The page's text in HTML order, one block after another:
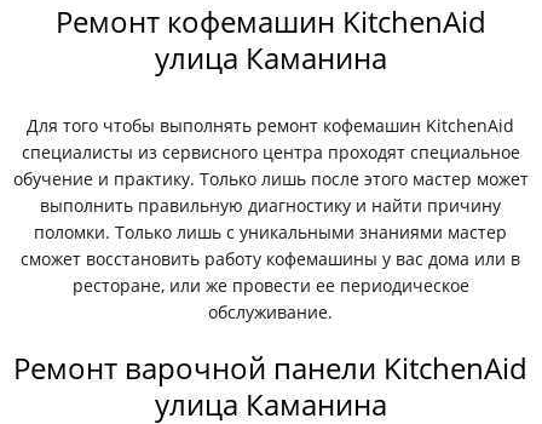
Ремонт кофемашин KitchenAid
улица Каманина
Для того чтобы выполнять ремонт кофемашин KitchenAid
специалисты из сервисного центра проходят специальное
обучение и практику. Только лишь после этого мастер может
выполнить правильную диагностику и найти причину
поломки. Только лишь с уникальными знаниями мастер
сможет восстановить работу кофемашины у вас дома или в
ресторане, или же провести ее периодическое
обслуживание.
Ремонт варочной панели KitchenAid
улица Каманина